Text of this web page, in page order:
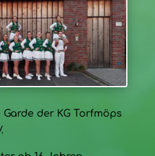
der KG Torfmöps